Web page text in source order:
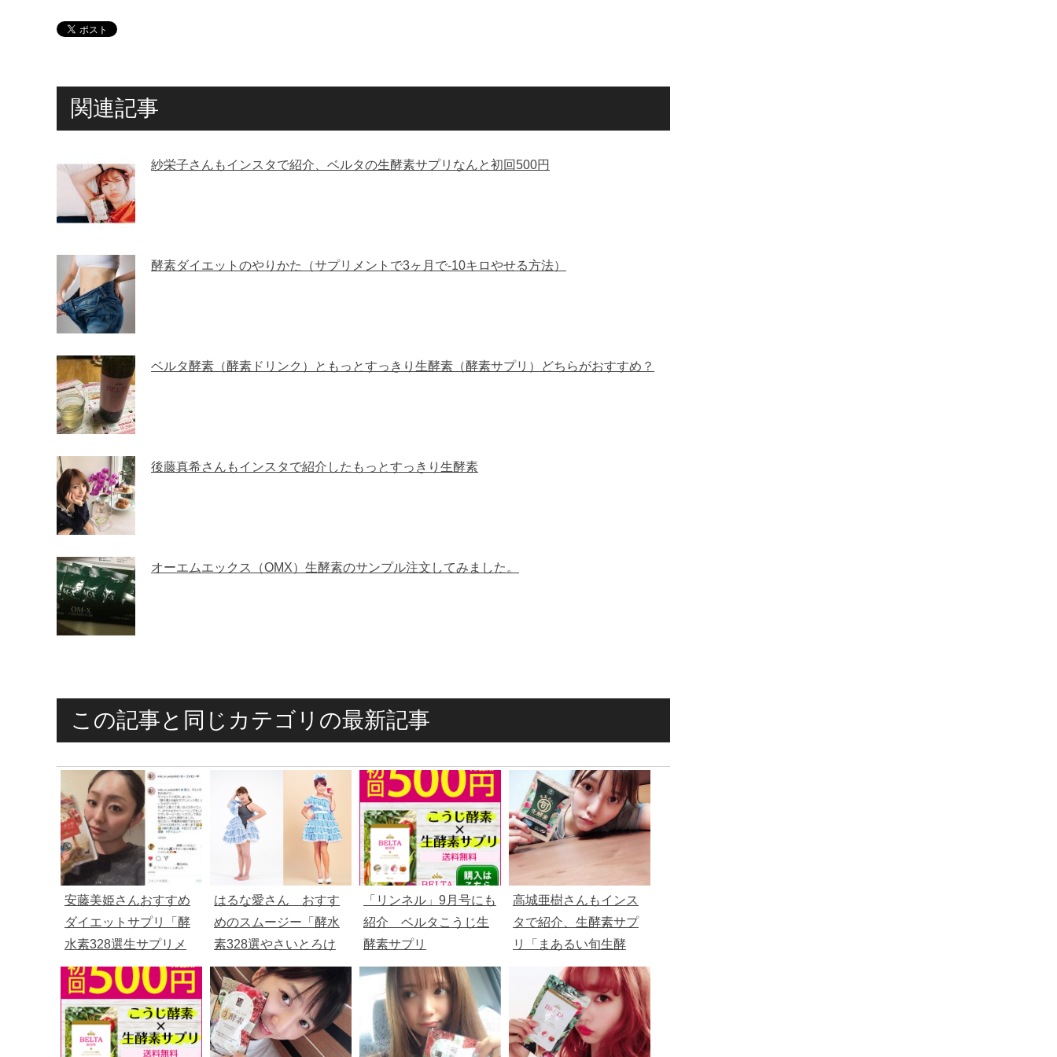
関連記事
紗栄子さんもインスタで紹介、ベルタの生酵素サプリなんと初回500円
酵素ダイエットのやりかた（サプリメントで3ヶ月で-10キロやせる方法）
ベルタ酵素（酵素ドリンク）ともっとすっきり生酵素（酵素サプリ）どちらがおすすめ？
後藤真希さんもインスタで紹介したもっとすっきり生酵素
オーエムエックス（OMX）生酵素のサンプル注文してみました。
この記事と同じカテゴリの最新記事
安藤美姫さんおすすめ
ダイエットサプリ「酵
水素328選生サプリメ
ント燃」
はるな愛さん おすす
めのスムージー「酵水
素328選やさいとろけ
る温スムージー」（１
４８０円）
「リンネル」9月号にも
紹介 ベルタこうじ生
酵素サプリ
高城亜樹さんもインス
タで紹介、生酵素サプ
リ「まあるい旬生酵
素」初回９０７円、定
期縛りもなし